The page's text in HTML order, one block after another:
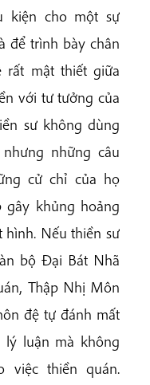
kiện cho một sự
để trình bày chân
rất mật thiết giữa
với tư tưởng của
sư không dùng
những câu
cử chỉ của họ
khủng hoảng
hình. Nếu thiền sư
bộ Đại Bát Nhã
Thập Nhị Môn
đệ tự đánh mất
luận mà không
việc thiền quán.